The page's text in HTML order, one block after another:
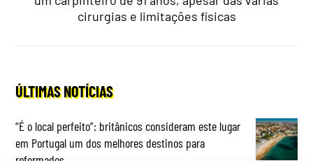
cirurgias e limitações físicas
ÚLTIMAS NOTÍCIAS
“É o local perfeito”: britânicos consideram este lugar
em Portugal um dos melhores destinos para